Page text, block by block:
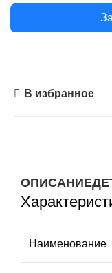
В избранное
ОПИСАНИЕ
Наименование